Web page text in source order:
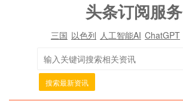
头条订阅服务
三国 以色列 人工智能AI ChatGPT
搜索最新资讯